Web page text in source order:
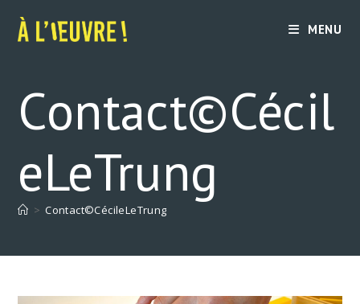
content
MENU
Contact©Cécil
eLeTrung
> Contact©CécileLeTrung